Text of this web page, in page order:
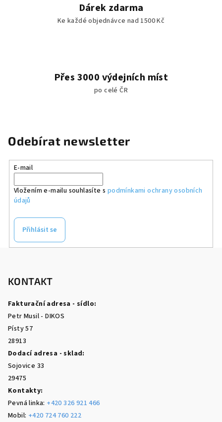
v
ý
u
Dárek zdarma
Ke každé objednávce nad 1500 Kč
Přes 3000 výdejních míst
po celé ČR
Odebírat newsletter
E-mail
Vložením e-mailu souhlasíte s podmínkami ochrany osobních
údajů
Přihlásit se
KONTAKT
Fakturační adresa - sídlo:
Petr Musil - DIKOS
Písty 57
28913
Dodací adresa - sklad:
Sojovice 33
29475
Kontakty:
Pevná linka: +420 326 921 466
Mobil: +420 724 760 222